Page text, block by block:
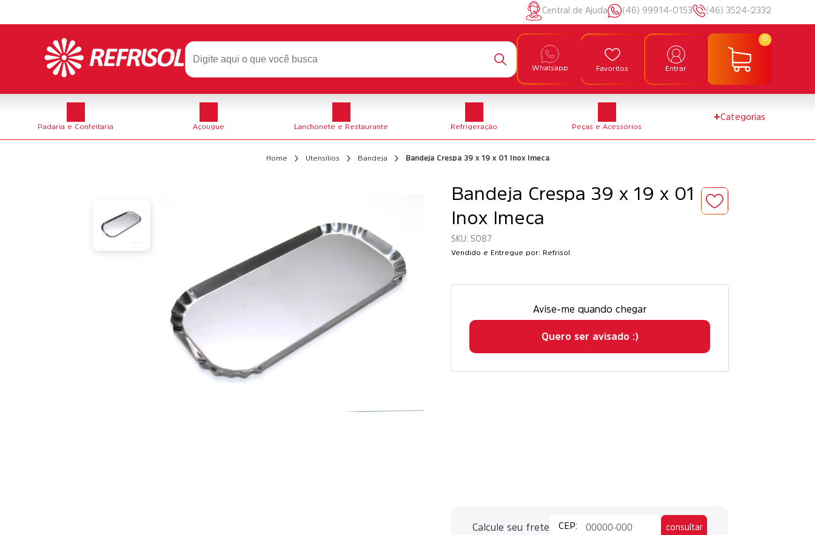
Central de Ajuda (46) 99914-0153 (46) 3524-2332
Whatsapp Favoritos Entrar
0
Padaria e Confeitaria Açougue Lanchonete e Restaurante Refrigeração Peças e Acessórios
+Categorias
Home Utensílios Bandeja Bandeja Crespa 39 x 19 x 01 Inox Imeca
Bandeja Crespa 39 x 19 x 01
Inox Imeca
5087
Vendido e Entregue por: Refrisol
Avise-me quando chegar
Quero ser avisado :)
Calcule seu frete consultar